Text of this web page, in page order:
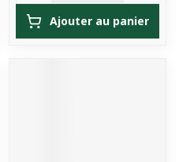
Ajouter au panier